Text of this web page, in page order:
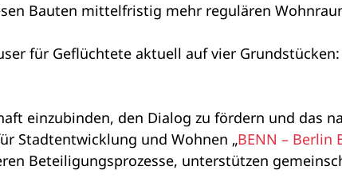
Bauten mittelfristig mehr regulären
für Geflüchtete aktuell auf vier
einzubinden, den Dialog zu fördern und das
Stadtentwicklung und Wohnen „BENN – Berlin
Beteiligungsprozesse, unterstützen